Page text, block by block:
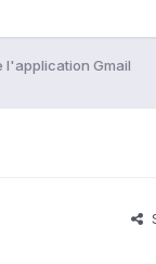
l'application Gmail